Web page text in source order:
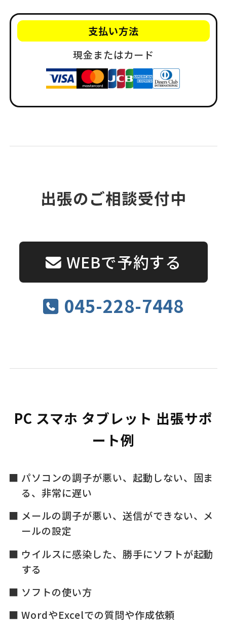
支払い方法
現金またはカード
出張のご相談受付中
WEBで予約する
045-228-7448
PC スマホ タブレット 出張サポ
ート例
パソコンの調子が悪い、起動しない、固ま
る、非常に遅い
メールの調子が悪い、送信ができない、メ
ールの設定
ウイルスに感染した、勝手にソフトが起動
する
ソフトの使い方
WordやExcelでの質問や作成依頼